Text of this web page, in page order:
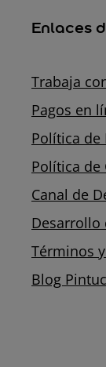
Enlaces
Trabaja
Pagos en
Política de
Política de
Canal de
Desarrollo
Términos
Blog